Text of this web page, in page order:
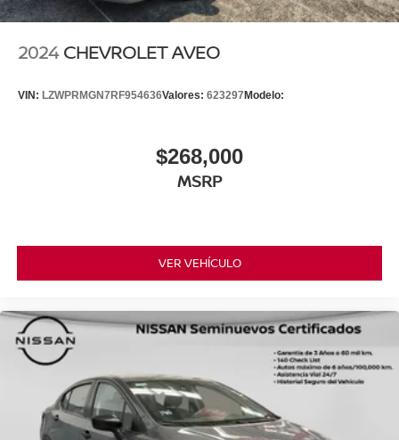
2024 CHEVROLET AVEO
VIN: LZWPRMGN7RF954636Valores: 623297 Modelo:
$268,000
MSRP
VER VEHÍCULO